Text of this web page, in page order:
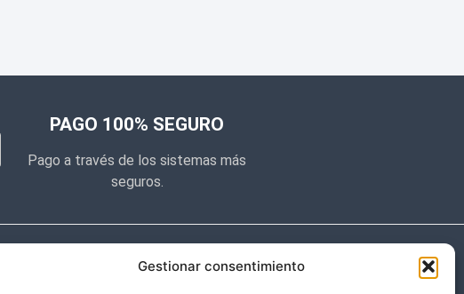
Gestionar consentimiento
PAGO 100% SEGURO
Pago a través de los sistemas más
seguros.
de noticias